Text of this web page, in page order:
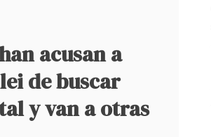
acusan a
de buscar
y van a otras